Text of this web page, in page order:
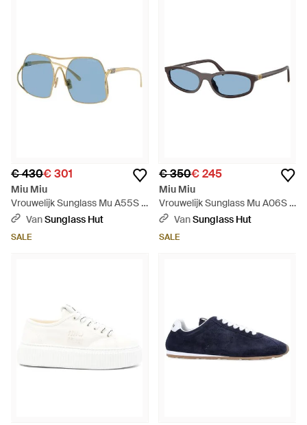
€ 430€ 301
Miu Miu
Vrouwelijk Sunglass Mu A55S -
Zwart
VanSunglass Hut
SALE
€ 350€ 245
Miu Miu
Vrouwelijk Sunglass Mu A06S -
Zwart
VanSunglass Hut
SALE